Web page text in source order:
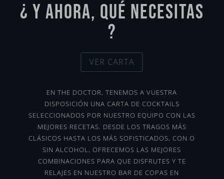
¿ Y AHORA, QUÉ NECESITAS
?
VER CARTA
EN THE DOCTOR, TENEMOS A VUESTRA
DISPOSICIÓN UNA CARTA DE COCKTAILS
SELECCIONADOS POR NUESTRO EQUIPO CON LAS
MEJORES RECETAS. DESDE LOS TRAGOS MÁS
CLÁSICOS HASTA LOS MÁS SOFISTICADOS, CON O
SIN ALCOHOL, OFRECEMOS LAS MEJORES
COMBINACIONES PARA QUE DISFRUTES Y TE
RELAJES EN NUESTRO BAR DE COPAS EN